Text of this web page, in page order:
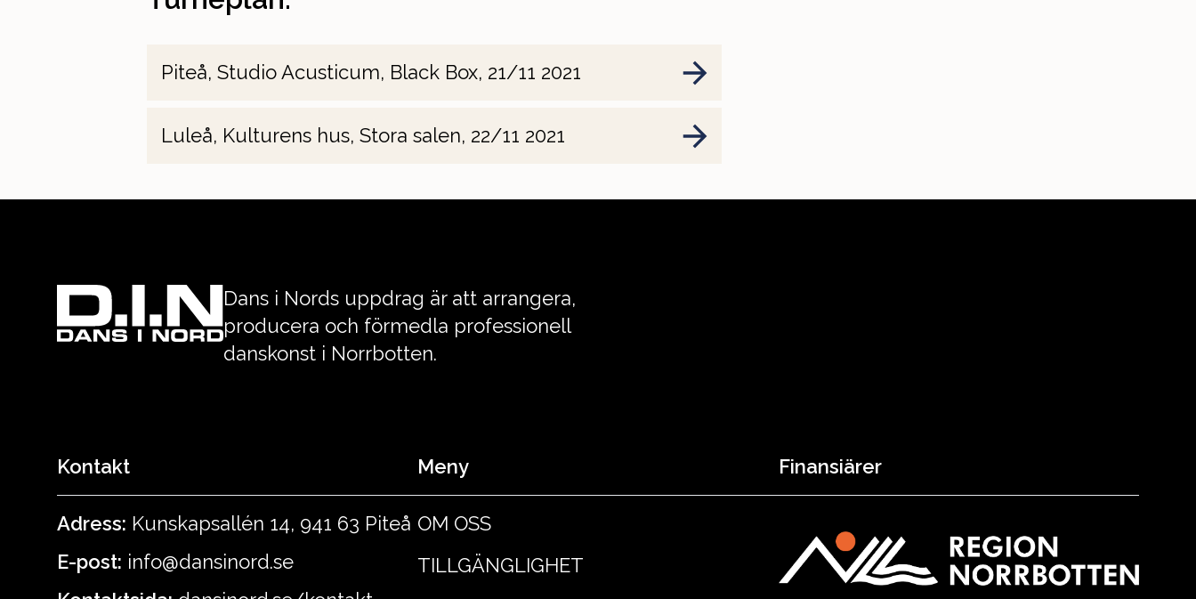
Piteå, Studio Acusticum, Black Box, 21/11 2021
Luleå, Kulturens hus, Stora salen, 22/11 2021
Dans i Nords uppdrag är att arrangera,
producera och förmedla professionell
danskonst i Norrbotten.
Kontakt
Adress: Kunskapsallén 14, 941 63 Piteå
E-post: info@dansinord.se
Meny
OM OSS
TILLGÄNGLIGHET
Finansiärer